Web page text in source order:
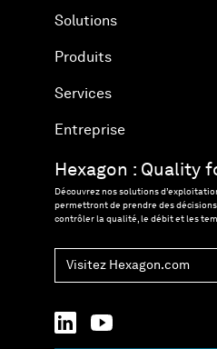
Solutions
Produits
Services
Entreprise
Hexagon : Quality
Découvrez nos solutions
permettront de prendre des
contrôler la qualité, le débit et les
Visitez Hexagon.com